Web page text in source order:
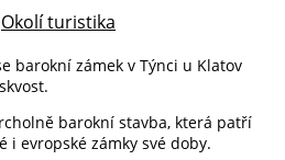
Okolí turistika
barokní zámek v Týnci u Klatov
barokní stavba, která patří
i evropské zámky své doby.